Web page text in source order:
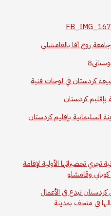
روج آفا بالقامشلي
كردستان في لوحات فنية
السليمانية بإقليم كردستان
تجري تحضيراتها الأولية لإقامة
وقامشلو